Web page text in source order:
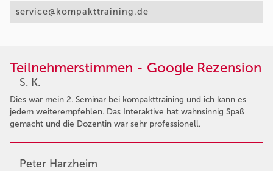
service@kompakttraining.de
Teilnehmerstimmen - Google Rezension
S. K.
Dies war mein 2. Seminar bei kompakttraining und ich kann es
jedem weiterempfehlen. Das Interaktive hat wahnsinnig Spaß
gemacht und die Dozentin war sehr professionell.
Peter Harzheim